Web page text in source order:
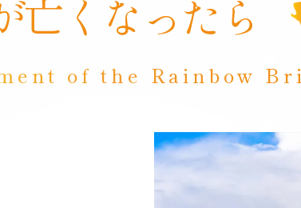
亡くなったら
of the Rainbow